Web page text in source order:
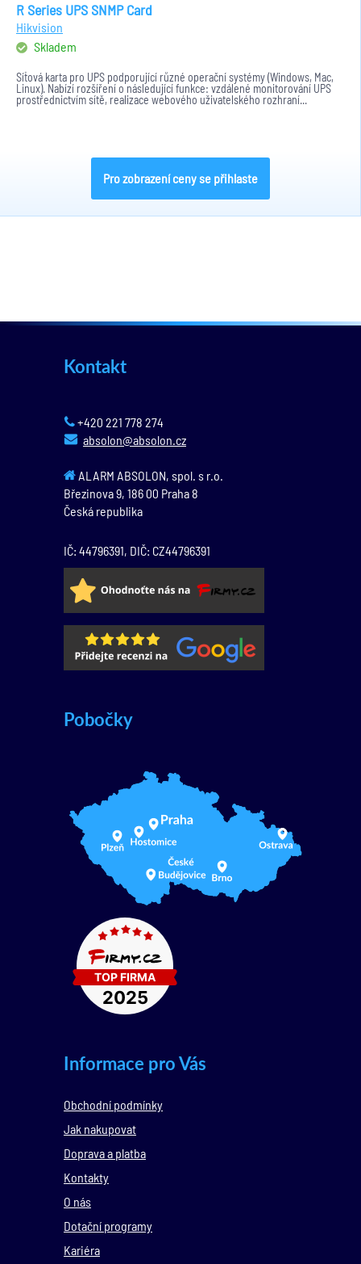
R Series UPS SNMP Card
Hikvision
Skladem
Síťová karta pro UPS podporující různé operační systémy (Windows, Mac,
Linux). Nabízí rozšíření o následující funkce: vzdálené monitorování UPS
prostřednictvím sítě, realizace webového uživatelského rozhraní...
Pro zobrazení ceny se přihlaste
Kontakt
+420 221 778 274
absolon@absolon.cz
ALARM ABSOLON, spol. s r.o.
Březinova 9, 186 00 Praha 8
Česká republika
IČ: 44796391, DIČ: CZ44796391
Pobočky
Informace pro Vás
Obchodní podmínky
Jak nakupovat
Doprava a platba
Kontakty
O nás
Dotační programy
Kariéra